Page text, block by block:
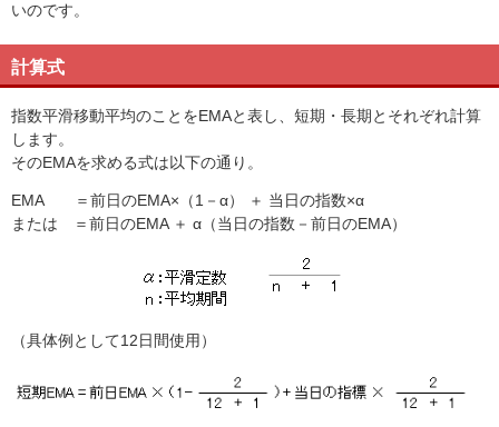
いのです。
計算式
指数平滑移動平均のことをEMAと表し、短期・長期とそれぞれ計算
します。
そのEMAを求める式は以下の通り。
EMA ＝前日のEMA×（1－α） ＋ 当日の指数×α
または ＝前日のEMA ＋ α（当日の指数－前日のEMA）
（具体例として12日間使用）